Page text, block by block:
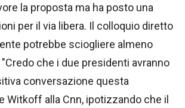
la proposta ma ha posto una
per il via libera. Il colloquio diretto
potrebbe sciogliere almeno
che i due presidenti avranno
conversazione questa
Witkoff alla Cnn, ipotizzando che il